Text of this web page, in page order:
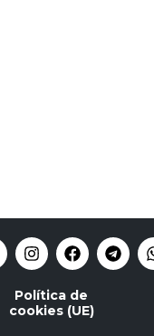
Política de
cookies (UE)